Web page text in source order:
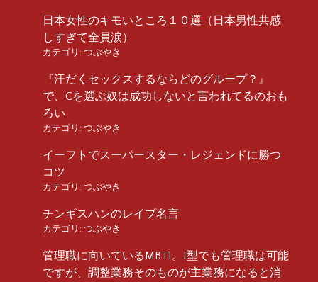
日本女性のキモいところ１０選（日本男性共感
しすぎて全員涙）
カテゴリ: つぶやき
『汗だくセックスするならどのグループ？』
で、Cを選ぶ奴は成功しないと言われてるのおも
ろい
カテゴリ: つぶやき
イーフトでスーパースター・レジェンドに勝つ
コツ
カテゴリ: つぶやき
チンギスハンのレイプ名言
カテゴリ: つぶやき
管理職に向いているMBTI。I型でも管理職は可能
ですが、調整業務そのものが主業務になると消